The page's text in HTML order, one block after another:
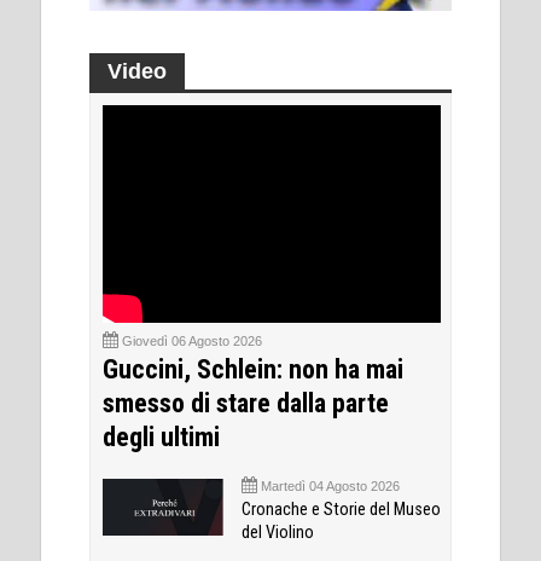
Video
Giovedì 06 Agosto 2026
Guccini, Schlein: non ha mai
smesso di stare dalla parte
degli ultimi
Martedì 04 Agosto 2026
Cronache e Storie del Museo
del Violino